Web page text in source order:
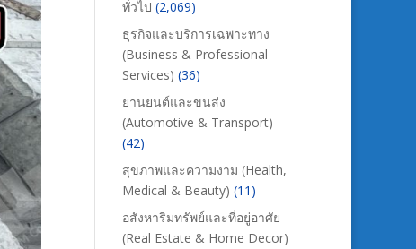
ทั่วไป (2,069)
ธุรกิจและบริการเฉพาะทาง
(Business & Professional
Services) (36)
ยานยนต์และขนส่ง
(Automotive & Transport)
(42)
สุขภาพและความงาม (Health,
Medical & Beauty) (11)
อสังหาริมทรัพย์และที่อยู่อาศัย
(Real Estate & Home Decor)